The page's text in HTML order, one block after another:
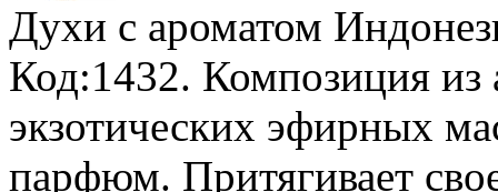
Духи с ароматом
Код:1432. Композиция из
экзотических эфирных
парфюм. Притягивает